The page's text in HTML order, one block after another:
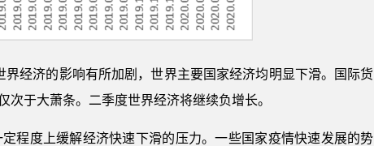
经济的影响有所加剧，世界主要国家经济均明显下滑。国际货
于大萧条。二季度世界经济将继续负增长。
程度上缓解经济快速下滑的压力。一些国家疫情快速发展的势